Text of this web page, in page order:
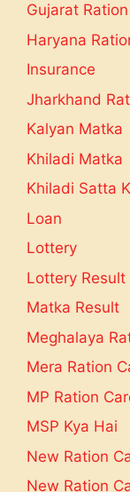
Gujarat
Haryana
Insurance
Jharkhand
Kalyan Matka
Khiladi Matka
Khiladi Satta
Loan
Lottery
Lottery Result
Matka Result
Meghalaya
Mera Ration
MP Ration
MSP Kya Hai
New Ration
New Ration